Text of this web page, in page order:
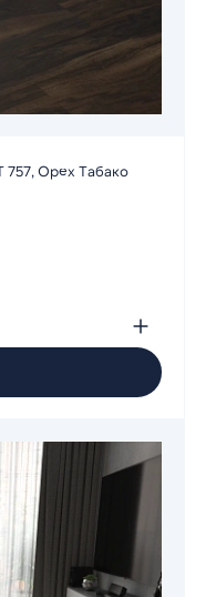
757, Орех Табако